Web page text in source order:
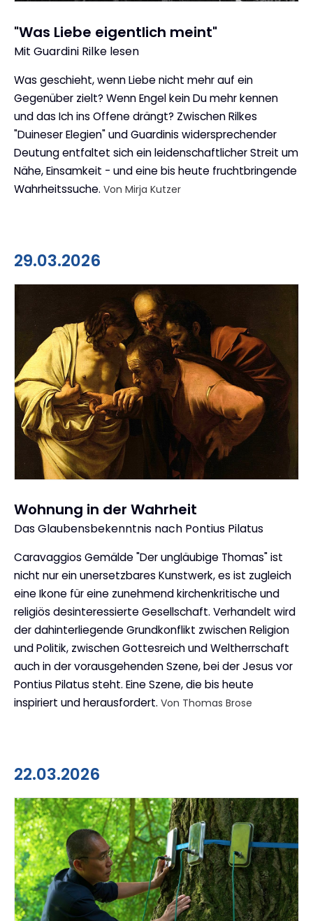
"Was Liebe eigentlich meint"
:
Mit Guardini Rilke lesen
Was geschieht, wenn Liebe nicht mehr auf ein
Gegenüber zielt? Wenn Engel kein Du mehr kennen
und das Ich ins Offene drängt? Zwischen Rilkes
"Duineser Elegien" und Guardinis widersprechender
Deutung entfaltet sich ein leidenschaftlicher Streit um
Nähe, Einsamkeit - und eine bis heute fruchtbringende
Wahrheitssuche. Von Mirja Kutzer
29.03.2026
Wohnung in der Wahrheit
:
Das Glaubensbekenntnis nach Pontius Pilatus
Caravaggios Gemälde "Der ungläubige Thomas" ist
nicht nur ein unersetzbares Kunstwerk, es ist zugleich
eine Ikone für eine zunehmend kirchenkritische und
religiös desinteressierte Gesellschaft. Verhandelt wird
der dahinterliegende Grundkonflikt zwischen Religion
und Politik, zwischen Gottesreich und Weltherrschaft
auch in der vorausgehenden Szene, bei der Jesus vor
Pontius Pilatus steht. Eine Szene, die bis heute
inspiriert und herausfordert. Von Thomas Brose
22.03.2026